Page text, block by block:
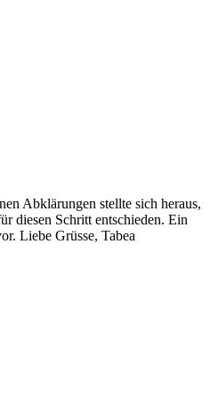
Abklärungen stellte sich heraus,
diesen Schritt entschieden. Ein
Liebe Grüsse, Tabea